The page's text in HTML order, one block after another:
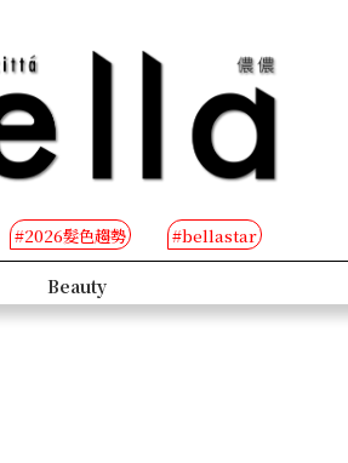
#2026髮色趨勢 #bellastar
Beauty